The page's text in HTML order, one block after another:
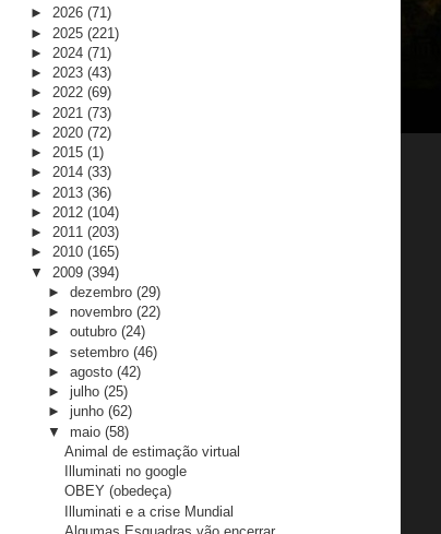
► 2026 (71)
► 2025 (221)
► 2024 (71)
► 2023 (43)
► 2022 (69)
► 2021 (73)
► 2020 (72)
► 2015 (1)
► 2014 (33)
► 2013 (36)
► 2012 (104)
► 2011 (203)
► 2010 (165)
▼ 2009 (394)
► dezembro (29)
► novembro (22)
► outubro (24)
► setembro (46)
► agosto (42)
► julho (25)
► junho (62)
▼ maio (58)
Animal de estimação virtual
Illuminati no google
OBEY (obedeça)
Illuminati e a crise Mundial